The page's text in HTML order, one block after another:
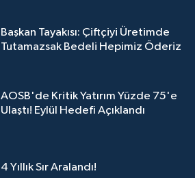
Başkan Tayakısı: Çiftçiyi Üretimde
Tutamazsak Bedeli Hepimiz Öderiz
AOSB'de Kritik Yatırım Yüzde 75'e
Ulaştı! Eylül Hedefi Açıklandı
4 Yıllık Sır Aralandı!